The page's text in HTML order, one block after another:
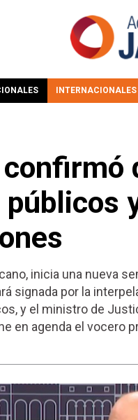
INTERNACIONALES
confirmó
inicia una nueva
signada por la
y el ministro de
en agenda el vocero